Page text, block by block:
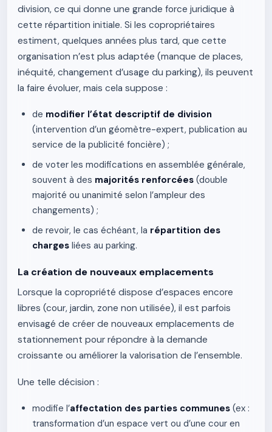
division, ce qui donne une grande force juridique à
cette répartition initiale. Si les copropriétaires
estiment, quelques années plus tard, que cette
organisation n’est plus adaptée (manque de places,
inéquité, changement d’usage du parking), ils peuvent
la faire évoluer, mais cela suppose :
de modifier l’état descriptif de division
(intervention d’un géomètre-expert, publication au
service de la publicité foncière) ;
de voter les modifications en assemblée générale,
souvent à des majorités renforcées (double
majorité ou unanimité selon l’ampleur des
changements) ;
de revoir, le cas échéant, la répartition des
charges liées au parking.
La création de nouveaux emplacements
Lorsque la copropriété dispose d’espaces encore
libres (cour, jardin, zone non utilisée), il est parfois
envisagé de créer de nouveaux emplacements de
stationnement pour répondre à la demande
croissante ou améliorer la valorisation de l’ensemble.
Une telle décision :
modifie l’affectation des parties communes (ex :
transformation d’un espace vert ou d’une cour en